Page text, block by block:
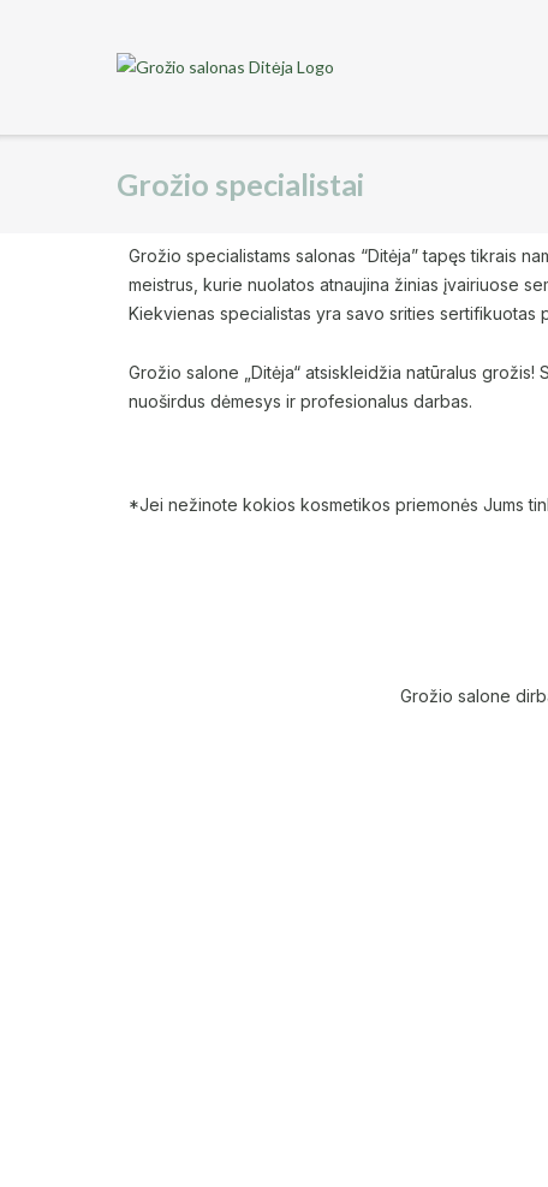
Grožio specialistai
Grožio specialistams salonas “Ditėja” tapęs tikrais
meistrus, kurie nuolatos atnaujina žinias įvairiuose
Kiekvienas specialistas yra savo srities
Grožio salone „Ditėja“ atsiskleidžia natūralus
nuoširdus dėmesys ir profesionalus darbas.
*Jei nežinote kokios kosmetikos priemonės Jums
Grožio salone